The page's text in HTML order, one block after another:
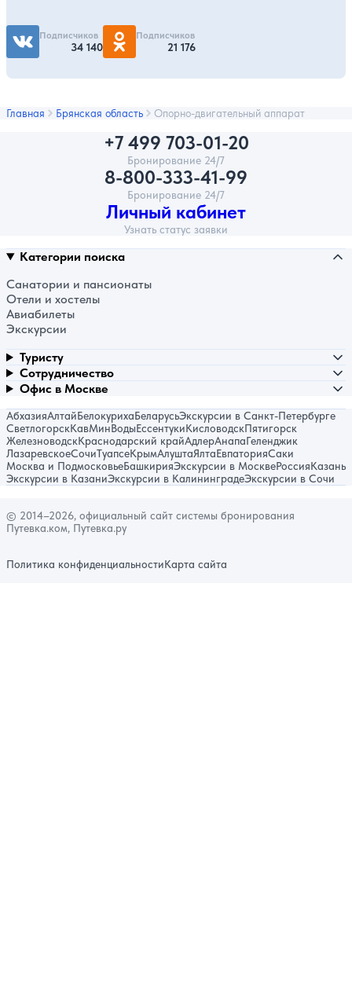
Подписчиков
34 140
Подписчиков
21 176
Главная Брянская область Опорно-двигательный аппарат
+7 499 703-01-20
Бронирование 24/7
8-800-333-41-99
Бронирование 24/7
Личный кабинет
Узнать статус заявки
Категории поиска
Санатории и пансионаты
Отели и хостелы
Авиабилеты
Экскурсии
Туристу
Сотрудничество
Офис в Москве
АбхазияАлтайБелокурихаБеларусьЭкскурсии в Санкт-Петербурге
СветлогорскКавМинВодыЕссентукиКисловодскПятигорск
ЖелезноводскКраснодарский крайАдлерАнапаГеленджик
ЛазаревскоеСочиТуапсеКрымАлуштаЯлтаЕвпаторияСаки
Москва и ПодмосковьеБашкирияЭкскурсии в МосквеРоссияКазань
Экскурсии в КазаниЭкскурсии в КалининградеЭкскурсии в Сочи
© 2014–2026, официальный сайт системы бронирования
Путевка.ком, Путевка.ру
Политика конфиденциальностиКарта сайта